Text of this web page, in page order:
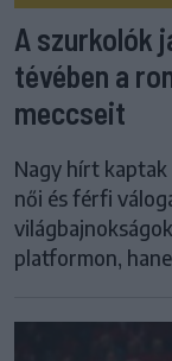
A szurkolók
tévében a
meccseit
Nagy hírt kaptak
női és férfi
platformon,